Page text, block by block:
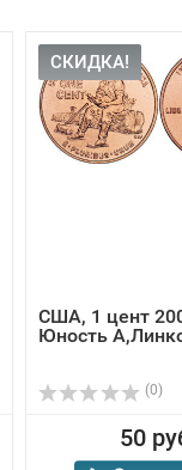
СКИДКА!
США, 1 цент
Юность
(0)
50